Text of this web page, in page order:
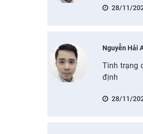
28/11/
Nguyễn Hải
Tình trạng
định
28/11/